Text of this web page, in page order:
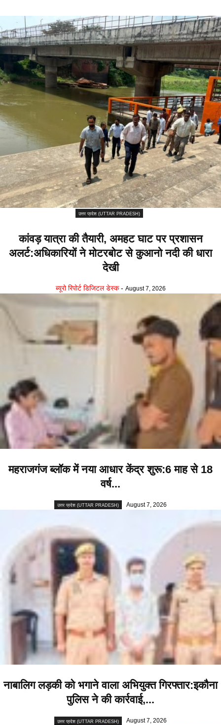
उत्तर प्रदेश (UTTAR PRADESH)
कांवड़ यात्रा की तैयारी, अमहट घाट पर प्रशासन
अलर्ट:अधिकारियों ने मोटरबोट से कुआनो नदी की धारा
देखी
ब्यूरो रिपोर्ट डिजिटल डेस्क - August 7, 2026
महराजगंज ब्लॉक में नया आधार केंद्र शुरू:6 माह से 18
वर्ष...
उत्तर प्रदेश (UTTAR PRADESH) August 7, 2026
नाबालिग लड़की को भगाने वाला अभियुक्त गिरफ्तार:इकौना
पुलिस ने की कार्रवाई,...
उत्तर प्रदेश (UTTAR PRADESH) August 7, 2026